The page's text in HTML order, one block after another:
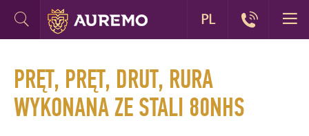
PRĘT, PRĘT, DRUT, RURA
WYKONANA ZE STALI 80NHS
PL